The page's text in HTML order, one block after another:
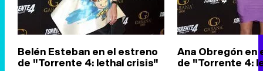
Belén Esteban en el estreno
de "Torrente 4: lethal crisis"
Ana Obregón en
de "Torrente 4: